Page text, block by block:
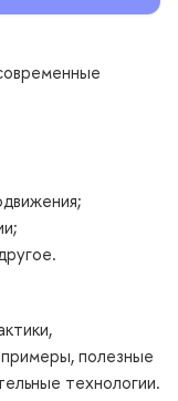
полезные
технологии.